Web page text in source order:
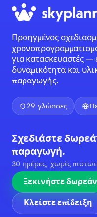
Προηγμένος
για κατασκευαστές —
δυναμικότητα και
παραγωγής.
29 γλώσσες
Σχεδιάστε
παραγωγή.
30 ημέρες, χωρίς
Ξεκινήστε
Κλείστε επίδειξη